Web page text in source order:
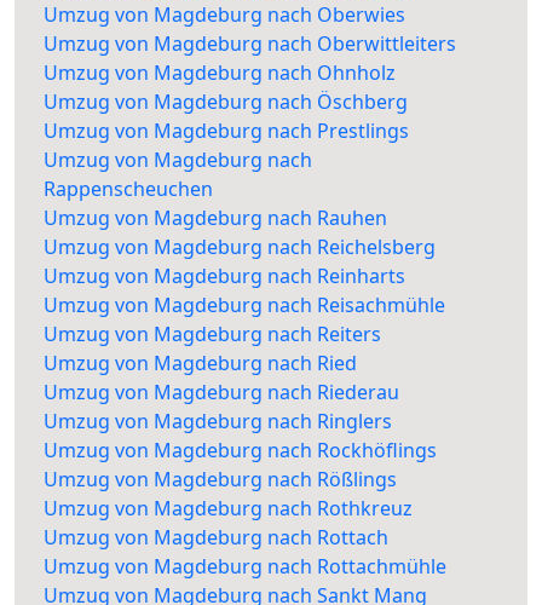
Umzug von Magdeburg nach Oberwies
Umzug von Magdeburg nach Oberwittleiters
Umzug von Magdeburg nach Ohnholz
Umzug von Magdeburg nach Öschberg
Umzug von Magdeburg nach Prestlings
Umzug von Magdeburg nach
Rappenscheuchen
Umzug von Magdeburg nach Rauhen
Umzug von Magdeburg nach Reichelsberg
Umzug von Magdeburg nach Reinharts
Umzug von Magdeburg nach Reisachmühle
Umzug von Magdeburg nach Reiters
Umzug von Magdeburg nach Ried
Umzug von Magdeburg nach Riederau
Umzug von Magdeburg nach Ringlers
Umzug von Magdeburg nach Rockhöflings
Umzug von Magdeburg nach Rößlings
Umzug von Magdeburg nach Rothkreuz
Umzug von Magdeburg nach Rottach
Umzug von Magdeburg nach Rottachmühle
Umzug von Magdeburg nach Sankt Mang